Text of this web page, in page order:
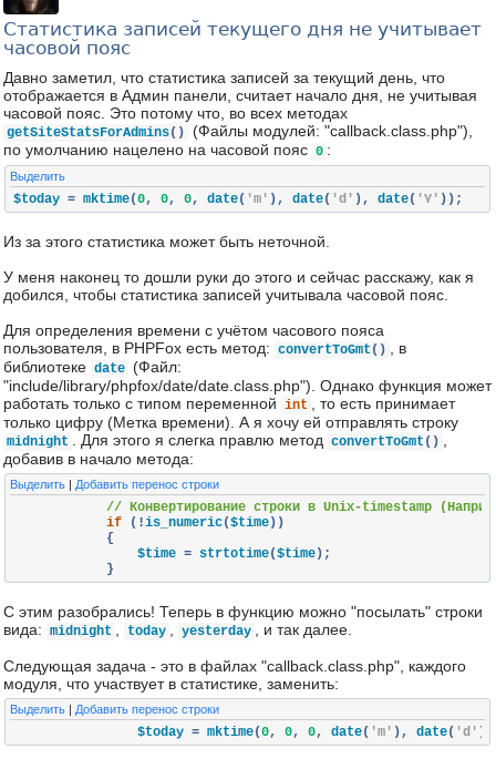
Статистика записей текущего дня не учитывает
часовой пояс
Давно заметил, что статистика записей за текущий день, что
отображается в Админ панели, считает начало дня, не учитывая
часовой пояс. Это потому что, во всех методах
getSiteStatsForAdmins()
(Файлы модулей: "callback.class.php"),
по умолчанию нацелено на часовой пояс 0 :
Выделить
$today = mktime(0, 0, 0, date( 'm' ), date( 'd' ), date( 'Y' ));
Из за этого статистика может быть неточной.
У меня наконец то дошли руки до этого и сейчас расскажу, как я
добился, чтобы статистика записей учитывала часовой пояс.
Для определения времени с учётом часового пояса
пользователя, в PHPFox есть метод: convertToGmt ()
, в
библиотеке date (Файл:
"include/library/phpfox/date/date.class.php"). Однако функция может
работать только с типом переменной int
, то есть принимает
только цифру (Метка времени). А я хочу ей отправлять строку
midnight . Для этого я слегка правлю метод convertToGmt ()
добавив в начало метода:
Выделить | Добавить перенос строки
// Конвертирование строки в Unix-timestamp
if
(!is_numeric($time))
{
	        $time
= strtotime($time);
}
С этим разобрались! Теперь в функцию можно "посылать" строки
вида: midnight today yesterday , и так далее.
Следующая задача - это в файлах "callback.class.php", каждого
модуля, что участвует в статистике, заменить:
Выделить | Добавить перенос строки
		$today
= mktime(0, 0, 0, date( 'm' ), date( 'd' ),